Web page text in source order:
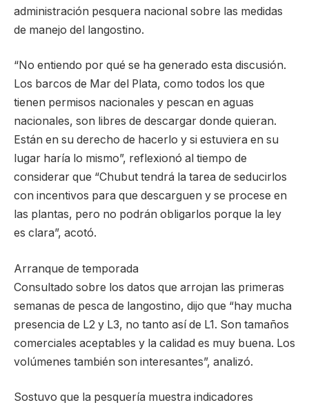
administración pesquera nacional sobre las medidas
de manejo del langostino.
“No entiendo por qué se ha generado esta discusión.
Los barcos de Mar del Plata, como todos los que
tienen permisos nacionales y pescan en aguas
nacionales, son libres de descargar donde quieran.
Están en su derecho de hacerlo y si estuviera en su
lugar haría lo mismo”, reflexionó al tiempo de
considerar que “Chubut tendrá la tarea de seducirlos
con incentivos para que descarguen y se procese en
las plantas, pero no podrán obligarlos porque la ley
es clara”, acotó.
Arranque de temporada
Consultado sobre los datos que arrojan las primeras
semanas de pesca de langostino, dijo que “hay mucha
presencia de L2 y L3, no tanto así de L1. Son tamaños
comerciales aceptables y la calidad es muy buena. Los
volúmenes también son interesantes”, analizó.
Sostuvo que la pesquería muestra indicadores